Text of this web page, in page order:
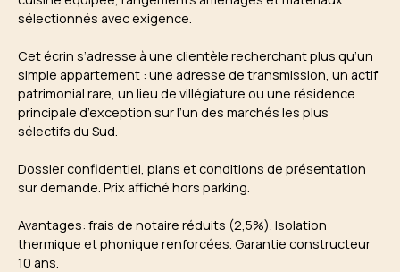
sélectionnés avec exigence.
Cet écrin s’adresse à une clientèle recherchant plus qu’un
simple appartement : une adresse de transmission, un actif
patrimonial rare, un lieu de villégiature ou une résidence
principale d’exception sur l’un des marchés les plus
sélectifs du Sud.
Dossier confidentiel, plans et conditions de présentation
sur demande. Prix affiché hors parking.
Avantages: frais de notaire réduits (2,5%). Isolation
thermique et phonique renforcées. Garantie constructeur
10 ans.